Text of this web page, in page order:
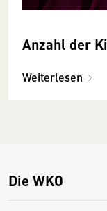
Anzahl der
Weiterlesen
Die WKO